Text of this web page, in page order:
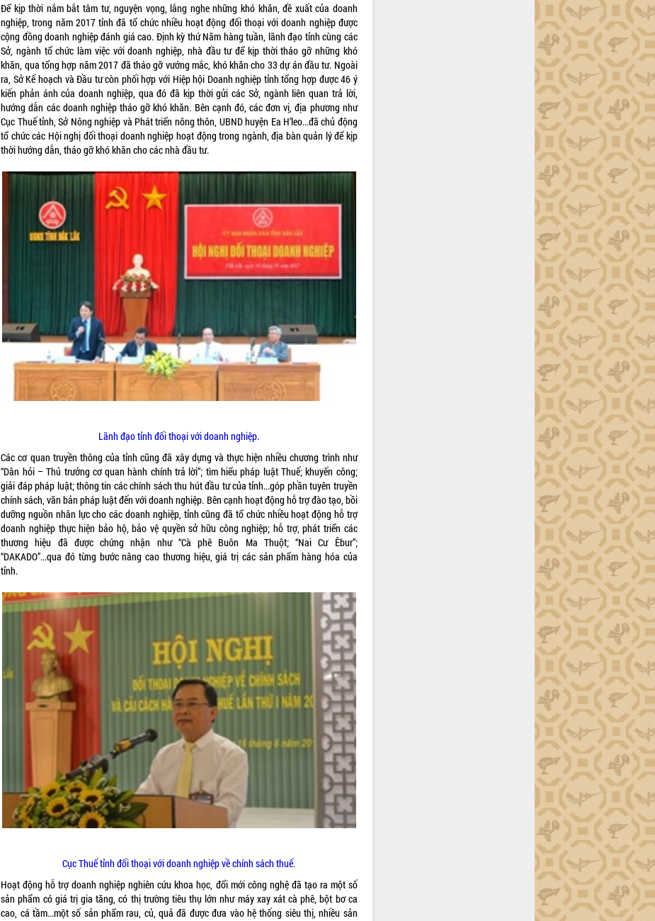
Để kịp thời nắm bắt tâm tư, nguyện vọng, lắng nghe những khó khăn, đề xuất của doanh
nghiệp, trong năm 2017 tỉnh đã tổ chức nhiều hoạt động đối thoại với doanh nghiệp được
cộng đồng doanh nghiệp đánh giá cao. Định kỳ thứ Năm hàng tuần, lãnh đạo tỉnh cùng các
Sở, ngành tổ chức làm việc với doanh nghiệp, nhà đầu tư để kịp thời tháo gỡ những khó
khăn, qua tổng hợp năm 2017 đã tháo gỡ vướng mắc, khó khăn cho 33 dự án đầu tư. Ngoài
ra, Sở Kế hoạch và Đầu tư còn phối hợp với Hiệp hội Doanh nghiệp tỉnh tổng hợp được 46 ý
kiến phản ánh của doanh nghiệp, qua đó đã kịp thời gửi các Sở, ngành liên quan trả lời,
hướng dẫn các doanh nghiệp tháo gỡ khó khăn. Bên cạnh đó, các đơn vị, địa phương như
Cục Thuế tỉnh, Sở Nông nghiệp và Phát triển nông thôn, UBND huyện Ea H’leo...đã chủ động
tổ chức các Hội nghị đối thoại doanh nghiệp hoạt động trong ngành, địa bàn quản lý để kịp
thời hướng dẫn, tháo gỡ khó khăn cho các nhà đầu tư.
Lãnh đạo tỉnh đối thoại với doanh nghiệp.
Các cơ quan truyền thông của tỉnh cũng đã xây dựng và thực hiện nhiều chương trình như
“Dân hỏi – Thủ trưởng cơ quan hành chính trả lời”; tìm hiểu pháp luật Thuế; khuyến công;
giải đáp pháp luật; thông tin các chính sách thu hút đầu tư của tỉnh...góp phần tuyên truyền
chính sách, văn bản pháp luật đến với doanh nghiệp. Bên cạnh hoạt động hỗ trợ đào tạo, bồi
dưỡng nguồn nhân lực cho các doanh nghiệp, tỉnh cũng đã tổ chức nhiều hoạt động hỗ trợ
doanh nghiệp thực hiện bảo hộ, bảo vệ quyền sở hữu công nghiệp; hỗ trợ, phát triển các
thương hiệu đã được chứng nhận như “Cà phê Buôn Ma Thuột; “Nai Cư Êbur”;
“DAKADO”...qua đó từng bước nâng cao thương hiệu, giá trị các sản phẩm hàng hóa của
tỉnh.
Cục Thuế tỉnh đối thoại với doanh nghiệp về chính sách thuế.
Hoạt động hỗ trợ doanh nghiệp nghiên cứu khoa học, đổi mới công nghệ đã tạo ra một số
sản phẩm có giá trị gia tăng, có thị trường tiêu thụ lớn như máy xay xát cà phê, bột bơ ca
cao, cá tầm...một số sản phẩm rau, củ, quả đã được đưa vào hệ thống siêu thị, nhiều sản